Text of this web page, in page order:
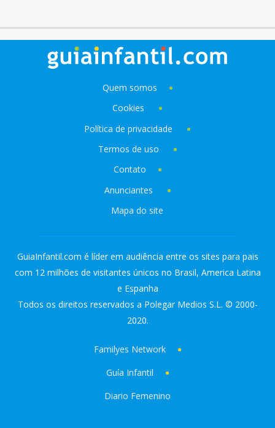
Quem somos
Cookies
Política de privacidade
Termos de uso
Contato
Anunciantes
Mapa do site
GuiaInfantil.com é líder em audiência entre os sites para pais
com 12 milhões de visitantes únicos no Brasil, America Latina
e Espanha
Todos os direitos reservados a Polegar Medios S.L. © 2000-
2020.
Familyes Network
Guía Infantil
Diario Femenino